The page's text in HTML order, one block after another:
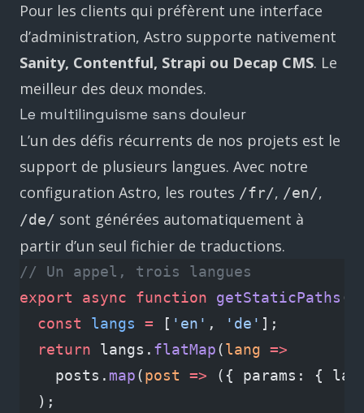
Pour les clients qui préfèrent une interface
d’administration, Astro supporte nativement
Sanity, Contentful, Strapi ou Decap CMS. Le
meilleur des deux mondes.
Le multilinguisme sans douleur
L’un des défis récurrents de nos projets est le
support de plusieurs langues. Avec notre
configuration Astro, les routes /fr/, /en/,
/de/ sont générées automatiquement à
partir d’un seul fichier de traductions.
// Un appel, trois langues
export async function getStaticPaths
  const
langs = [ 'en' , 'de' ];
  return
langs. flatMap(lang =>
    posts.
map(post => ({ params: {
  );